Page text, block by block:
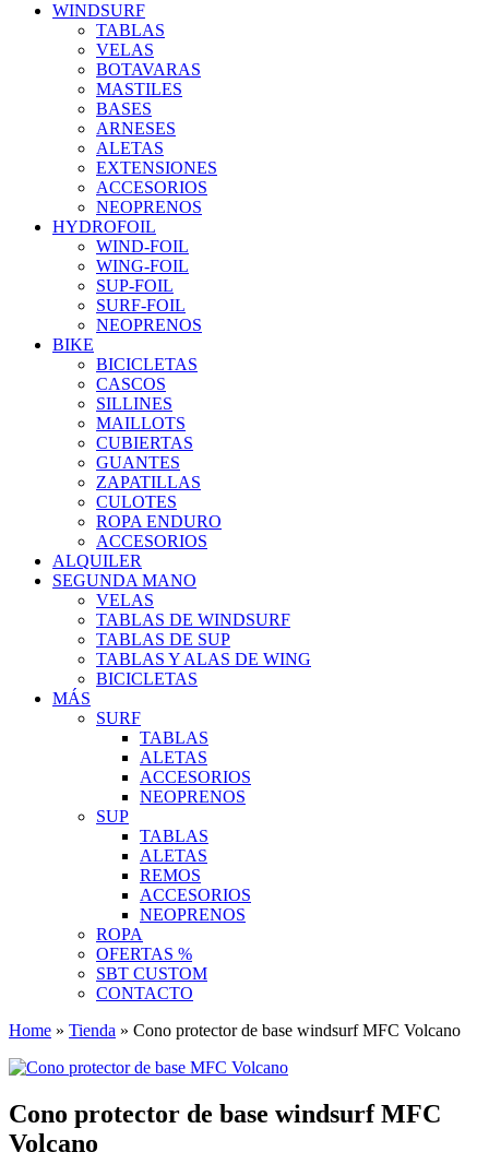
WINDSURF
TABLAS
VELAS
BOTAVARAS
MASTILES
BASES
ARNESES
ALETAS
EXTENSIONES
ACCESORIOS
NEOPRENOS
HYDROFOIL
WIND-FOIL
WING-FOIL
SUP-FOIL
SURF-FOIL
NEOPRENOS
BIKE
BICICLETAS
CASCOS
SILLINES
MAILLOTS
CUBIERTAS
GUANTES
ZAPATILLAS
CULOTES
ROPA ENDURO
ACCESORIOS
ALQUILER
SEGUNDA MANO
VELAS
TABLAS DE WINDSURF
TABLAS DE SUP
TABLAS Y ALAS DE WING
BICICLETAS
MÁS
SURF
TABLAS
ALETAS
ACCESORIOS
NEOPRENOS
SUP
TABLAS
ALETAS
REMOS
ACCESORIOS
NEOPRENOS
ROPA
OFERTAS %
SBT CUSTOM
CONTACTO
Home » Tienda » Cono protector de base windsurf MFC Volcano
Cono protector de base windsurf MFC
Volcano